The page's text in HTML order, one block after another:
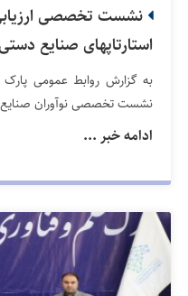
نشست تخصصی
استارتاپهای صنایع
به گزارش روابط عمومی پارک
نشست تخصصی نوآوران
ادامه خبر ...